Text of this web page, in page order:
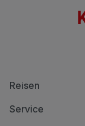
Reisen
Service